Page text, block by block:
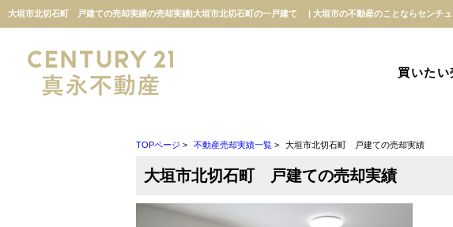
大垣市北切石町 戸建ての売却実績の売却実績|大垣市北切石町の一戸建て | 大垣市の不動産のことならセンチュ
買いたい
TOPページ > 不動産売却実績一覧 > 大垣市北切石町 戸建ての売却実績
大垣市北切石町 戸建ての売却実績